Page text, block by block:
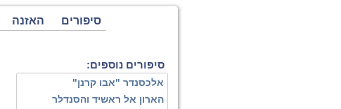
סיפורים האזנה
סיפורים נוספים:
אלכסנדר "אבו קרנן"
הארון אל ראשיד והסנדלר